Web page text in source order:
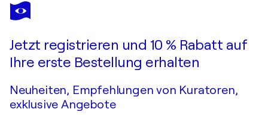
MANI LÖWE
STAY
Jetzt registrieren und 10 % Rabatt auf
Ihre erste Bestellung erhalten
Neuheiten, Empfehlungen von Kuratoren,
exklusive Angebote